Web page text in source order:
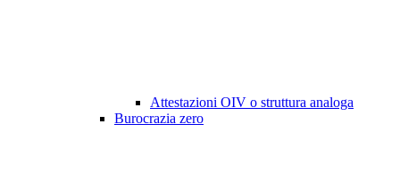
Attestazioni OIV o struttura analoga
Burocrazia zero